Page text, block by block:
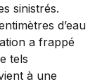
sinistrés.
d’eau
a frappé
tels
à une